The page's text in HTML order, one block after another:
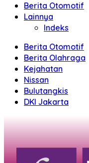
Berita Otomotif
Lainnya
Indeks
Berita Otomotif
Berita Olahraga
Kejahatan
Nissan
Bulutangkis
DKI Jakarta